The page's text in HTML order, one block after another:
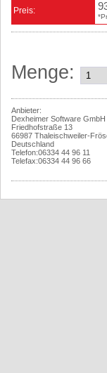
Preis:
Menge:
Anbieter:
Dexheimer Software GmbH
Friedhofstraße 13
66987 Thaleischweiler-
Deutschland
Telefon:06334 44 96 11
Telefax:06334 44 96 66